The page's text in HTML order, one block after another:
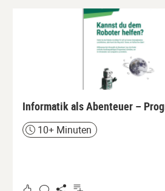
Informatik als Abenteuer –
Zeit10+ Minuten